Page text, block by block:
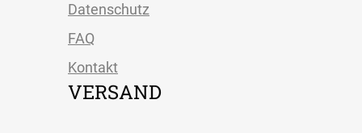
Datenschutz
FAQ
Kontakt
VERSAND